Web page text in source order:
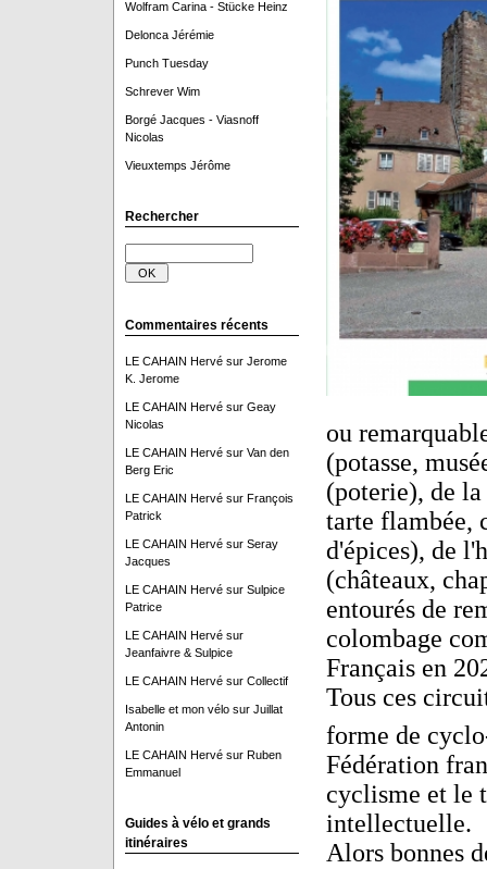
Wolfram Carina - Stücke Heinz
Delonca Jérémie
Punch Tuesday
Schrever Wim
Borgé Jacques - Viasnoff
Nicolas
Vieuxtemps Jérôme
Rechercher
Commentaires récents
LE CAHAIN Hervésur Jerome
K. Jerome
LE CAHAIN Hervésur Geay
Nicolas
LE CAHAIN Hervésur Van den
Berg Eric
LE CAHAIN Hervésur François
Patrick
LE CAHAIN Hervésur Seray
Jacques
LE CAHAIN Hervésur Sulpice
Patrice
LE CAHAIN Hervésur
Jeanfaivre & Sulpice
LE CAHAIN Hervésur Collectif
Isabelle et mon vélosur Juillat
Antonin
LE CAHAIN Hervésur Ruben
Emmanuel
Guides à vélo et grands
itinéraires
ou
(potasse,
(poterie), de
tarte flambée,
d'épices), de
(châteaux,
entourés de
colombage
Français en
Tous ces
forme de
Fédération
cyclisme et le
intellectuelle.
Alors bonnes